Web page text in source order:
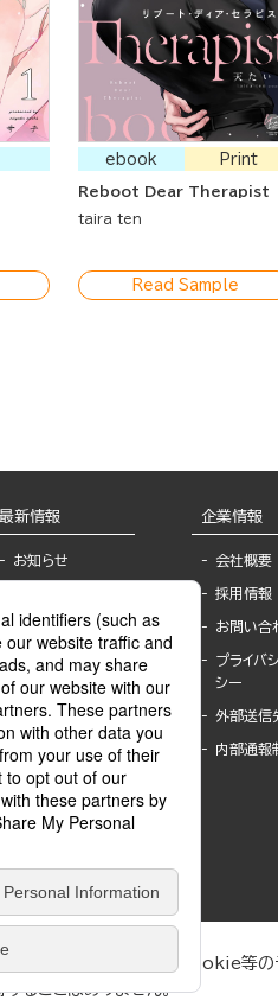
ebook Print
Reboot Dear Therapist
taira ten
Read Sample
最新情報
お知らせ
報
書店様へ
海外ライセンシー
公式SNSアカウ
ント
作家一覧
Keyword list
Author list
企業情報
会社概要
採用情報
お問い合
プライバ
シー
外部送信
内部通報
は、利便性向上のためにCookie等
ることはありません。